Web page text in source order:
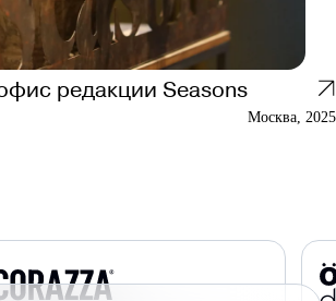
редакции Seasons
Москва, 2025